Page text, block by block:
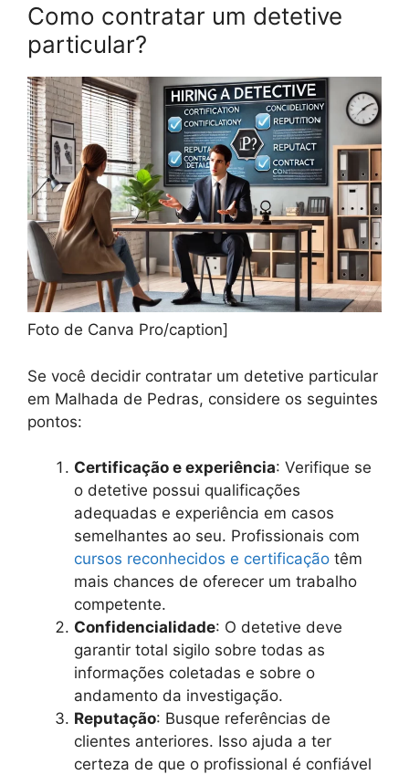
Como contratar um detetive
particular?
Foto de Canva Pro/caption]
Se você decidir contratar um detetive particular
em Malhada de Pedras, considere os seguintes
pontos:
Certificação e experiência: Verifique se
o detetive possui qualificações
adequadas e experiência em casos
semelhantes ao seu. Profissionais com
cursos reconhecidos e certificação têm
mais chances de oferecer um trabalho
competente.
Confidencialidade: O detetive deve
garantir total sigilo sobre todas as
informações coletadas e sobre o
andamento da investigação.
Reputação: Busque referências de
clientes anteriores. Isso ajuda a ter
certeza de que o profissional é confiável